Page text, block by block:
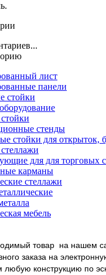
лист
панели
стойки
стенды
стойки для открыток,
для для торговых
карманы
стеллажи
мебель
товар на нашем
заказа на
любую конструкцию по